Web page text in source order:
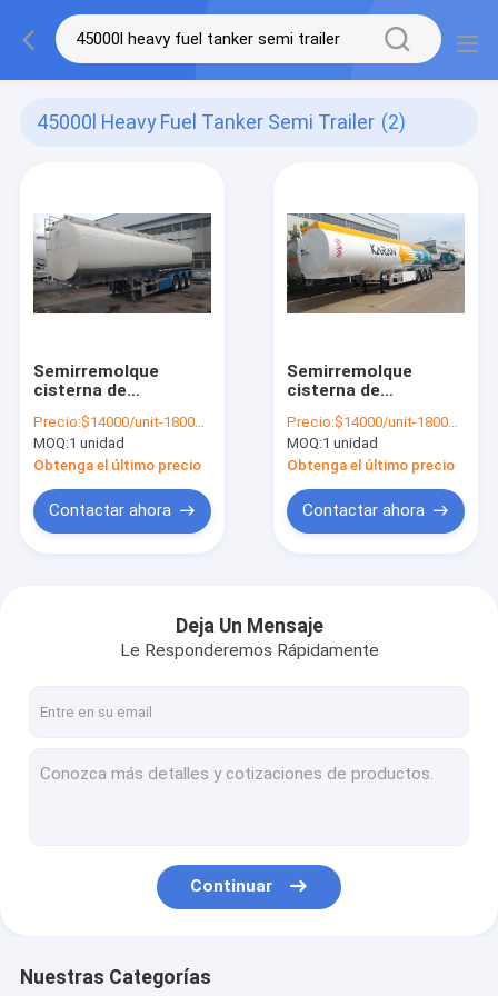
45000l Heavy Fuel Tanker Semi Trailer (2)
Semirremolque
cisterna de
de tres ejes,
semirremolque
cisterna de diésel
Precio:$14000/unit-18000/unit
MOQ:1 unidad
Obtenga el último precio
Contactar ahora
Semirremolque
cisterna de
45000 litros con
suspensión
mecánica
Precio:$14000/unit-18000/unit
MOQ:1 unidad
Obtenga el último precio
Contactar ahora
Deja Un Mensaje
Le Responderemos Rápidamente
Continuar
Nuestras Categorías